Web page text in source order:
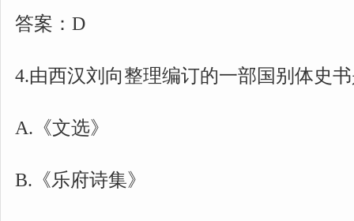
答案：D
4.由西汉刘向整理编订的一部国别体史
A.《文选》
B.《乐府诗集》